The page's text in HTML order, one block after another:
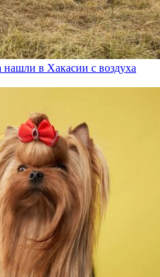
в Хакасии с воздуха